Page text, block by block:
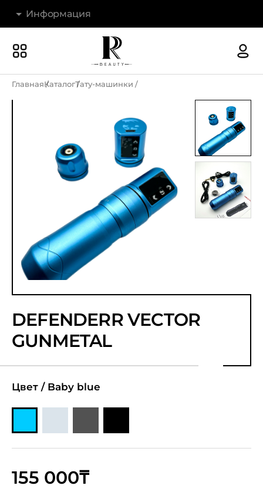
Информация
Наши магазины
Доставка и оплата
Новости
Гарантия и возврат
Контакты
ГлавнаяКаталогТату-машинки
DEFENDERR VECTOR
GUNMETAL
Цвет / Baby blue
155 000₸